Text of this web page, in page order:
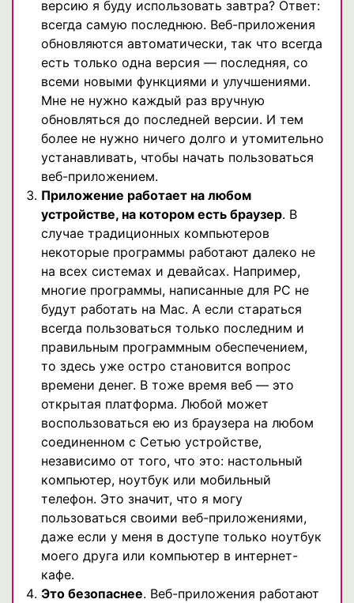
версию я буду использовать завтра? Ответ:
всегда самую последнюю. Веб-приложения
обновляются автоматически, так что всегда
есть только одна версия — последняя, со
всеми новыми функциями и улучшениями.
Мне не нужно каждый раз вручную
обновляться до последней версии. И тем
более не нужно ничего долго и утомительно
устанавливать, чтобы начать пользоваться
веб-приложением.
Приложение работает на любом
устройстве, на котором есть браузер. В
случае традиционных компьютеров
некоторые программы работают далеко не
на всех системах и девайсах. Например,
многие программы, написанные для PC не
будут работать на Mac. А если стараться
всегда пользоваться только последним и
правильным программным обеспечением,
то здесь уже остро становится вопрос
времени денег. В тоже время веб — это
открытая платформа. Любой может
воспользоваться ею из браузера на любом
соединенном с Сетью устройстве,
независимо от того, что это: настольный
компьютер, ноутбук или мобильный
телефон. Это значит, что я могу
пользоваться своими веб-приложениями,
даже если у меня в доступе только ноутбук
моего друга или компьютер в интернет-
кафе.
Это безопаснее. Веб-приложения работают